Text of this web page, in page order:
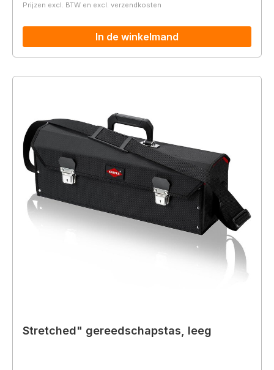
Prijzen excl. BTW en excl. verzendkosten
In de winkelmand
Stretched" gereedschapstas, leeg